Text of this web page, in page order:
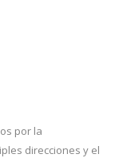
por la
direcciones y el